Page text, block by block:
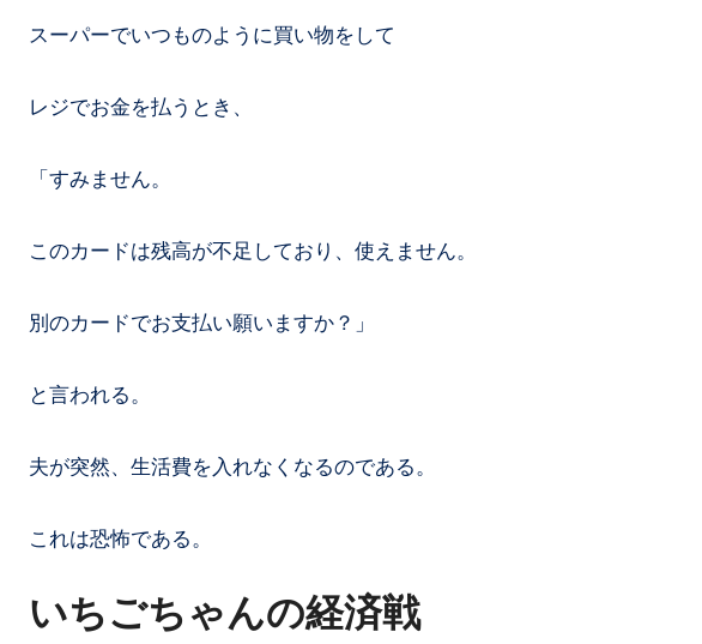
スーパーでいつものように買い物をして
レジでお金を払うとき、
「すみません。
このカードは残高が不足しており、使えません。
別のカードでお支払い願いますか？」
と言われる。
夫が突然、生活費を入れなくなるのである。
これは恐怖である。
いちごちゃんの経済戦